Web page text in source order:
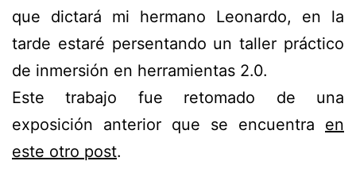
que dictará mi hermano Leonardo, en la
tarde estaré persentando un taller práctico
de inmersión en herramientas 2.0.
Este trabajo fue retomado de una
exposición anterior que se encuentra en
este otro post.